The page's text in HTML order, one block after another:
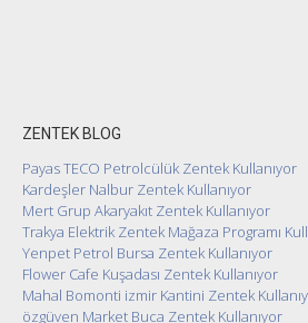
ZENTEK BLOG
Payas TECO Petrolcülük Zentek Kullanıyor
Kardeşler Nalbur Zentek Kullanıyor
Mert Grup Akaryakıt Zentek Kullanıyor
Trakya Elektrik Zentek Mağaza Programı
Yenpet Petrol Bursa Zentek Kullanıyor
Flower Cafe Kuşadası Zentek Kullanıyor
Mahal Bomonti izmir Kantini Zentek
özgüven Market Buca Zentek Kullanıyor